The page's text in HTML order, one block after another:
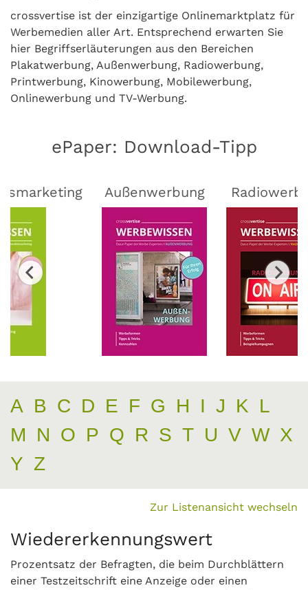
crossvertise ist der einzigartige Onlinemarktplatz für
Werbemedien aller Art. Entsprechend erwarten Sie
hier Begriffserläuterungen aus den Bereichen
Plakatwerbung, Außenwerbung, Radiowerbung,
Printwerbung, Kinowerbung, Mobilewerbung,
Onlinewerbung und TV-Werbung.
ePaper: Download-Tipp
Außenwerbung
A B C D E F G H I J K L
M
N O P Q R S T U V W X
Y Z
Zur Listenansicht wechseln
Wiedererkennungswert
Prozentsatz der Befragten, die beim Durchblättern
einer Testzeitschrift eine Anzeige oder einen